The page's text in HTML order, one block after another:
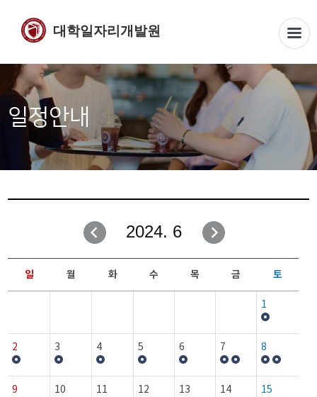
대학일자리개발원
일정안내
2024. 6
일 월 화 수 목 금 토
1
2 3 4 5 6 7 8
9 10 11 12 13 14 15